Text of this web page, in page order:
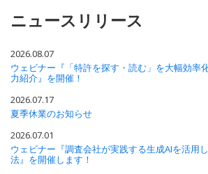
ニュースリリース
2026.08.07
ウェビナー『「特許を探す・読む」を大幅効率
力紹介』を開催！
2026.07.17
夏季休業のお知らせ
2026.07.01
ウェビナー『調査会社が実践する生成AIを活用
法』を開催します！